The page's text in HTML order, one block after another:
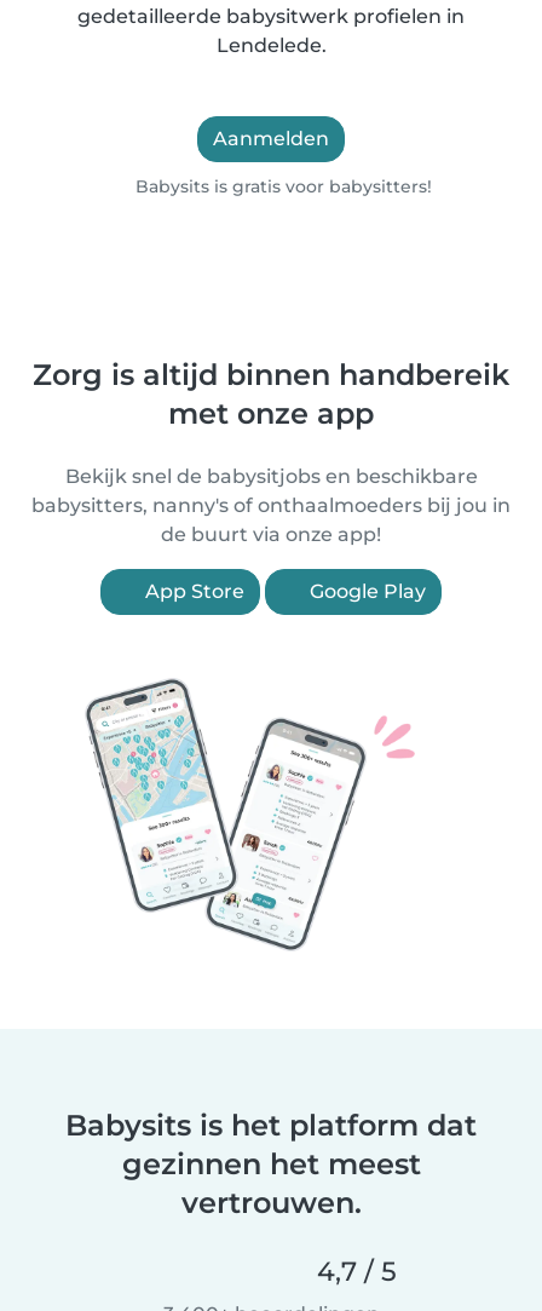
gedetailleerde babysitwerk profielen in
Lendelede.
Aanmelden
Babysits is gratis voor babysitters!
Zorg is altijd binnen handbereik
met onze app
Bekijk snel de babysitjobs en beschikbare
babysitters, nanny's of onthaalmoeders bij jou in
de buurt via onze app!
App Store Google Play
Babysits is het platform dat
gezinnen het meest
vertrouwen.
4,7 / 5